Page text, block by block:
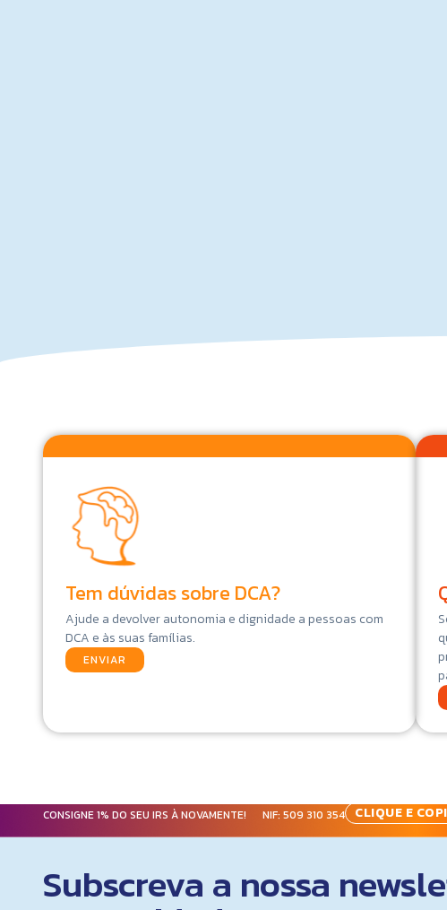
Tem dúvidas sobre DCA?
Ajude a devolver autonomia e dignidade a pessoas com
DCA e às suas famílias.
ENVIAR
CONSIGNE 1% DO SEU IRS À NOVAMENTE! NIF: 509 310 354 CLIQUE E
Subscreva a nossa